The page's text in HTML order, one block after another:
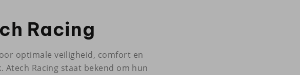
Racing
optimale veiligheid, comfort en
Racing staat bekend om hun